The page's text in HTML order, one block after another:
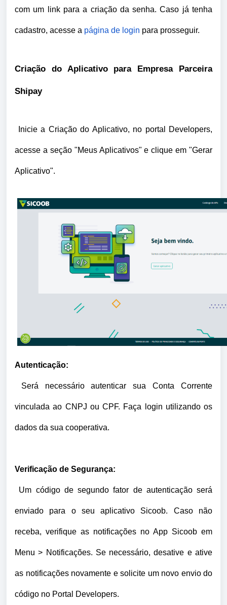
com um link para a criação da senha. Caso já tenha
cadastro, acesse a página de login para prosseguir.
Criação do Aplicativo para Empresa Parceira
Shipay
Inicie a Criação do Aplicativo, no portal Developers,
acesse a seção "Meus Aplicativos" e clique em "Gerar
Aplicativo".
Autenticação:
Será necessário autenticar sua Conta Corrente
vinculada ao CNPJ ou CPF. Faça login utilizando os
dados da sua cooperativa.
Verificação de Segurança:
Um código de segundo fator de autenticação será
enviado para o seu aplicativo Sicoob. Caso não
receba, verifique as notificações no App Sicoob em
Menu > Notificações. Se necessário, desative e ative
as notificações novamente e solicite um novo envio do
código no Portal Developers.